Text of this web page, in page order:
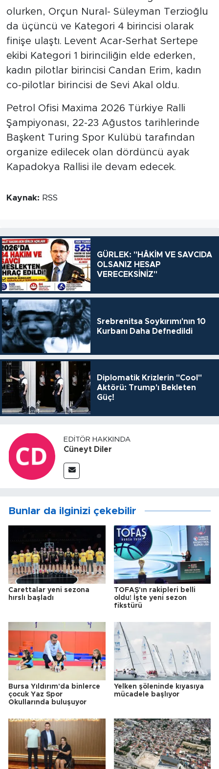
olurken, Orçun Nural- Süleyman Terzioğlu
da üçüncü ve Kategori 4 birincisi olarak
finişe ulaştı. Levent Acar-Serhat Sertepe
ekibi Kategori 1 birinciliğin elde ederken,
kadın pilotlar birincisi Candan Erim, kadın
co-pilotlar birincisi de Sevi Akal oldu.
Petrol Ofisi Maxima 2026 Türkiye Ralli
Şampiyonası, 22-23 Ağustos tarihlerinde
Başkent Turing Spor Kulübü tarafından
organize edilecek olan dördüncü ayak
Kapadokya Rallisi ile devam edecek.
Kaynak: RSS
GÜRLEK: "HÂKİM VE SAVCIDA
OLSANIZ HESAP
VERECEKSİNİZ"
Srebrenitsa Soykırımı'nın 10
Kurbanı Daha Defnedildi
Diplomatik Krizlerin "Cool"
Aktörü: Trump'ı Bekleten
Güç!
EDITÖR HAKKINDA
Cüneyt Diler
Bunlar da ilginizi çekebilir
Carettalar yeni sezona
hırslı başladı
TOFAŞ'ın rakipleri belli
oldu! İşte yeni sezon
fikstürü
Bursa Yıldırım'da binlerce
çocuk Yaz Spor
Okullarında buluşuyor
Yelken şöleninde kıyasıya
mücadele başlıyor